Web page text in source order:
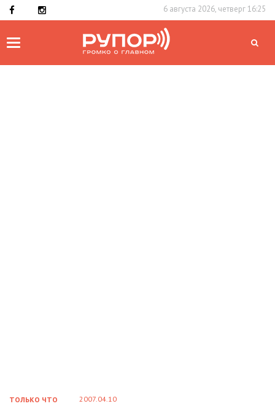
6 августа 2026, четверг 16:25
Toggle
ТОЛЬКО ЧТО 2007.04.10